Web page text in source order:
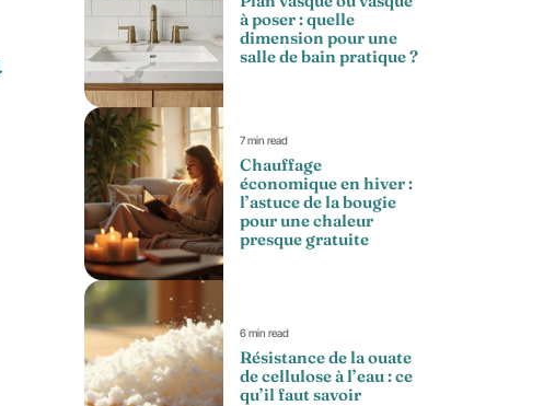
à poser : quelle
dimension pour une
salle de bain pratique ?
7 min read
Chauffage
économique en hiver :
l’astuce de la bougie
pour une chaleur
presque gratuite
6 min read
Résistance de la ouate
de cellulose à l’eau : ce
qu’il faut savoir